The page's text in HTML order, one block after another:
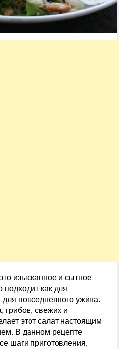
изысканное и сытное
подходит как для
для повседневного ужина.
грибов, свежих и
этот салат настоящим
В данном рецепте
шаги приготовления,